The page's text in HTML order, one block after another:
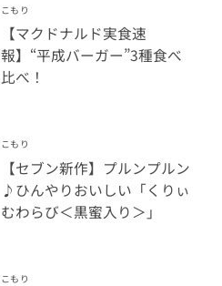
こもり
【マクドナルド実食速
報】“平成バーガー”3種食べ
比べ！
こもり
【セブン新作】プルンプルン
♪ひんやりおいしい「くりぃ
むわらび＜黒蜜入り＞」
こもり